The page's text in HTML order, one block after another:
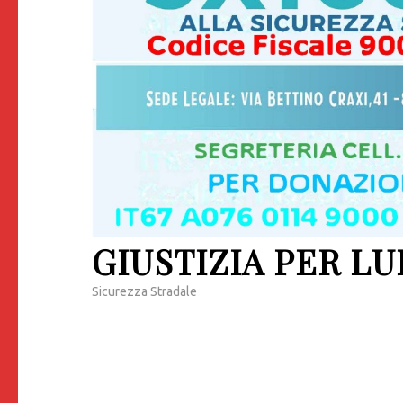
GIUSTIZIA PER
Sicurezza Stradale